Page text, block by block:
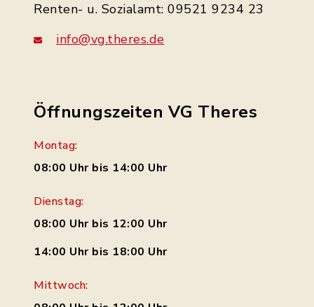
Renten- u. Sozialamt: 09521 9234 23
info@vg.theres.de
Öffnungszeiten VG Theres
Montag:
08:00 Uhr bis 14:00 Uhr
Dienstag:
08:00 Uhr bis 12:00 Uhr
14:00 Uhr bis 18:00 Uhr
Mittwoch: